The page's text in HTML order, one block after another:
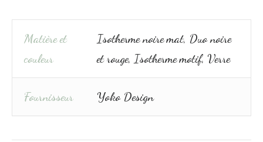
Matière et
couleur
Isotherme noire mat, Duo noire
et rouge, Isotherme motif, Verre
Fournisseur Yoko Design